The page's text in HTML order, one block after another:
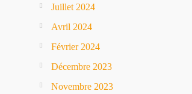
Juillet 2024
Avril 2024
Février 2024
Décembre 2023
Novembre 2023